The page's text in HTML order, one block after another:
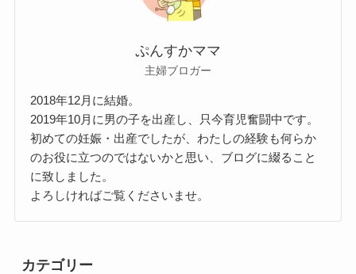
ぷんすかママ
主婦ブロガー
2018年12月に結婚。
2019年10月に男の子を出産し、只今育児奮闘中です。
初めての妊娠・出産でしたが、わたしの経験も何らか
のお役に立つのではないかと思い、ブログに綴ること
に致しました。
よろしければご覧くださいませ。
カテゴリー